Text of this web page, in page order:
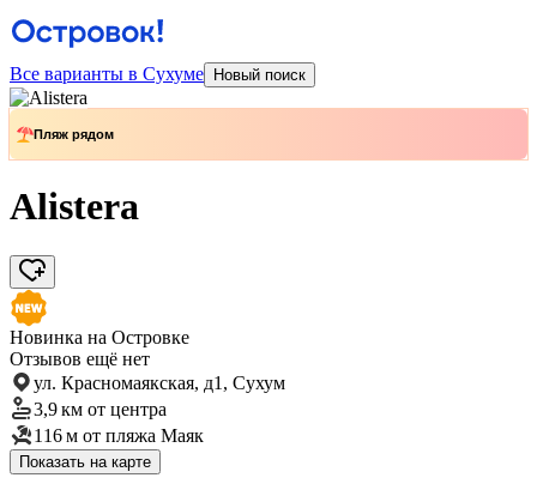
Все варианты в Сухуме Новый поиск
Пляж рядом
Alistera
Новинка на Островке
Отзывов ещё нет
ул. Красномаякская, д1, Сухум
3,9 км от центра
116 м от пляжа Маяк
Показать на карте